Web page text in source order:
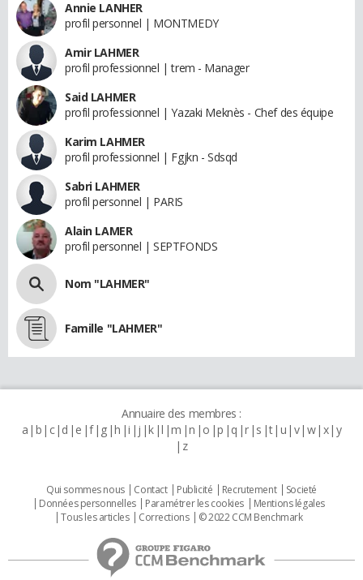
Annie LANHER
profil personnel | MONTMEDY
Amir LAHMER
profil professionnel | trem - Manager
Said LAHMER
profil professionnel | Yazaki Meknès - Chef des équipe
Karim LAHMER
profil professionnel | Fgjkn - Sdsqd
Sabri LAHMER
profil personnel | PARIS
Alain LAMER
profil personnel | SEPTFONDS
Nom "LAHMER"
Famille "LAHMER"
Annuaire des membres :
a b c d e f g h i j k l m n o p q r s t u v w x y
z
Qui sommes nous Contact Publicité Recrutement
Societé
Données personnelles
Paramétrer les cookies
Mentions légales
Tous les articles
Corrections © 2022 CCM Benchmark